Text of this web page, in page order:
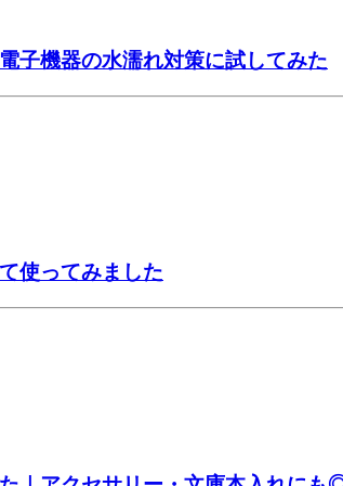
子機器の水濡れ対策に試してみた
使ってみました